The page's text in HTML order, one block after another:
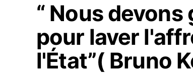
“ Nous
pour laver
l'État”( Bruno